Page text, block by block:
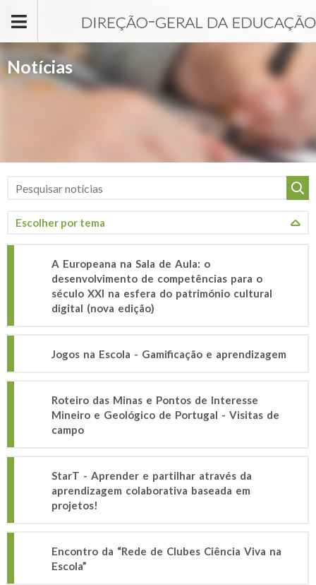
Notícias
A Europeana na Sala de Aula: o
desenvolvimento de competências para o
século XXI na esfera do património cultural
digital (nova edição)
Jogos na Escola - Gamificação e aprendizagem
Roteiro das Minas e Pontos de Interesse
Mineiro e Geológico de Portugal - Visitas de
campo
StarT - Aprender e partilhar através da
aprendizagem colaborativa baseada em
projetos!
Encontro da “Rede de Clubes Ciência Viva na
Escola”